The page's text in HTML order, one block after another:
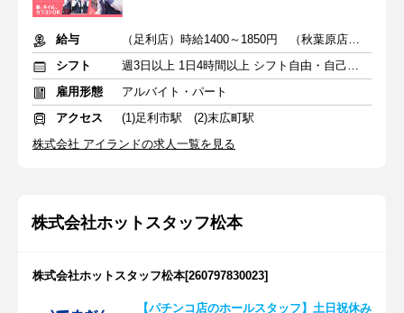
給与
（足利店）時給1400～1850円 （秋葉原店）時給1500～2037円
シフト
週3日以上 1日4時間以上 シフト自由・自己申告
雇用形態
アルバイト・パート
アクセス
(1)足利市駅 (2)末広町駅
株式会社 アイランドの求人一覧を見る
株式会社ホットスタッフ松本
株式会社ホットスタッフ松本[260797830023]
【パチンコ店のホールスタッフ】土日祝休み